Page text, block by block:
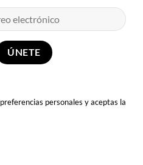
personales y aceptas la